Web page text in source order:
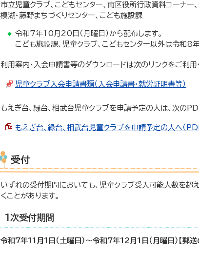
市立児童クラブ、こどもセンター、南区役所行政資料コーナー
模湖・藤野まちづくりセンター、こども施設課
令和7年10月20日（月曜日）から配布します。
こども施設課、児童クラブ、こどもセンター以外は令和8
利用案内・入会申請書等のダウンロードは次のリンクをご利用
児童クラブ入会申請書類（入会申請書・就労証明書等）
もえぎ台、緑台、相武台児童クラブを申請予定の人は、次の
もえぎ台、緑台、相武台児童クラブを申請予定の人へ（
受付
いずれの受付期間においても、児童クラブ受入可能人数を超
くことがあります。
1次受付期間
令和7年11月1日（土曜日）～令和7年12月1日（月曜日）【郵送